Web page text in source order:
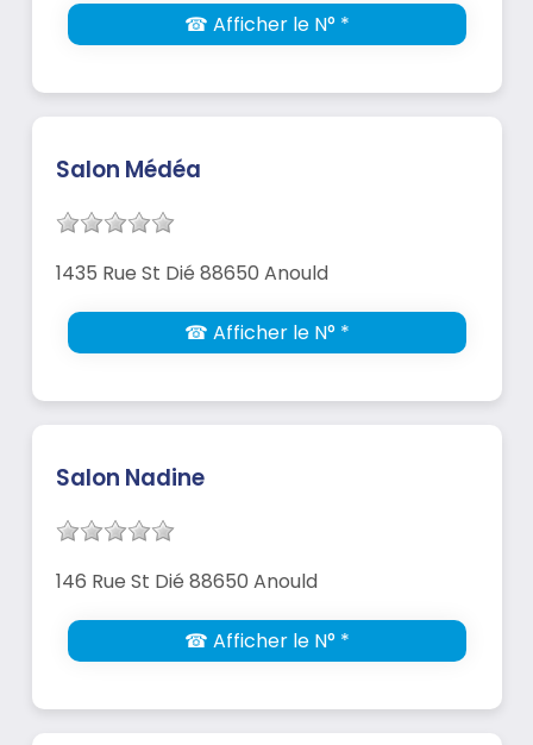
☎ Afficher le N° *
Salon Médéa
1435 Rue St Dié 88650 Anould
☎ Afficher le N° *
Salon Nadine
146 Rue St Dié 88650 Anould
☎ Afficher le N° *